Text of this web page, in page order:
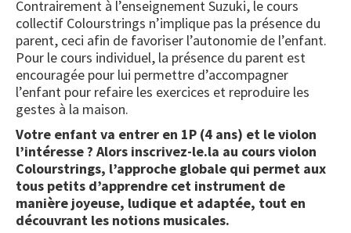
Contrairement à l’enseignement Suzuki, le cours
collectif Colourstrings n’implique pas la présence du
parent, ceci afin de favoriser l’autonomie de l’enfant.
Pour le cours individuel, la présence du parent est
encouragée pour lui permettre d’accompagner
l’enfant pour refaire les exercices et reproduire les
gestes à la maison.
Votre enfant va entrer en 1P (4 ans) et le violon
l’intéresse ? Alors inscrivez-le.la au cours violon
Colourstrings, l’approche globale qui permet aux
tous petits d’apprendre cet instrument de
manière joyeuse, ludique et adaptée, tout en
découvrant les notions musicales.